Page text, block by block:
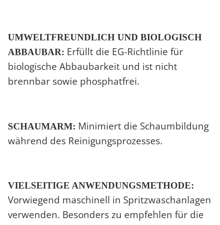
UMWELTFREUNDLICH UND BIOLOGISCH
ABBAUBAR: Erfüllt die EG-Richtlinie für
biologische Abbaubarkeit und ist nicht
brennbar sowie phosphatfrei.
SCHAUMARM: Minimiert die Schaumbildung
während des Reinigungsprozesses.
VIELSEITIGE ANWENDUNGSMETHODE:
Vorwiegend maschinell in Spritzwaschanlagen
verwenden. Besonders zu empfehlen für die